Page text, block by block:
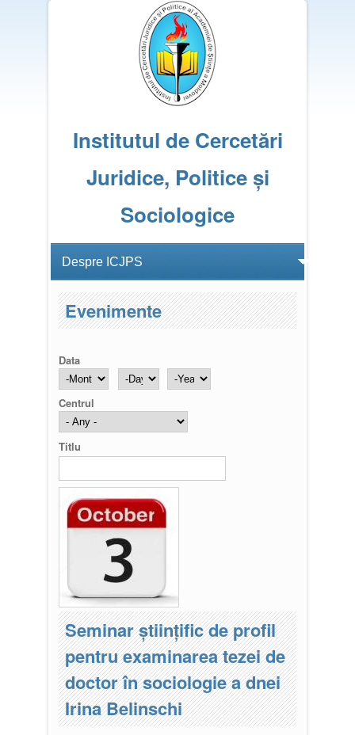
Institutul de Cercetări
Juridice, Politice și
Sociologice
Evenimente
Data
Month
Day
Year
Centrul
Titlu
Seminar științific de profil
pentru examinarea tezei de
doctor în sociologie a dnei
Irina Belinschi